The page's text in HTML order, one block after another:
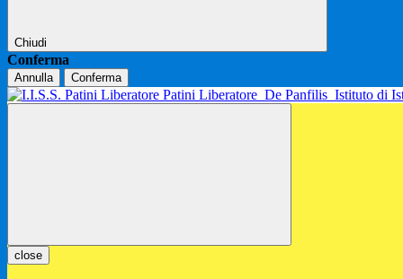
Chiudi
Conferma
Annulla Conferma
Patini Liberatore De Panfilis Istituto di
close